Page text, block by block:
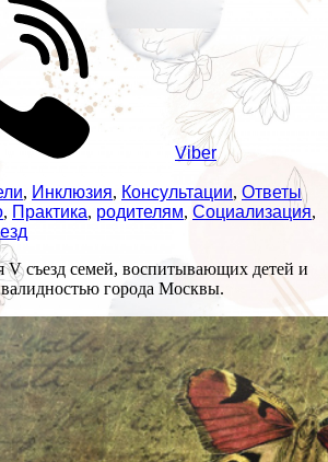
Viber
, Инклюзия, Консультации, Ответы
, Практика, родителям, Социализация,
V съезд семей, воспитывающих детей и
города Москвы.